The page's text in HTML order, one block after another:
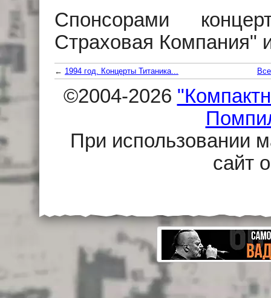
Спонсорами
Страховая Компания"
← 1994 год. Концерты Титаника...
©2004-2026
При использовании
сайт